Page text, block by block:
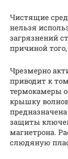
Чистящие
нельзя
загрязнений
причиной
Чрезмерно
приводит к
термокамеры
крышку
защиты
магнетрона.
слюдяную